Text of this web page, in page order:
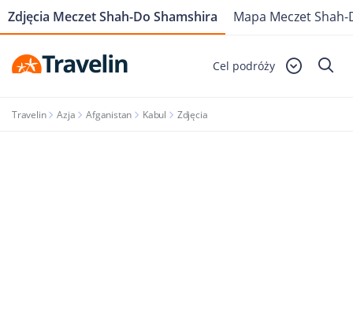
Cel podróży
Travelin Azja Afganistan Kabul Zdjęcia
Zdjęcia Meczet Shah-Do Shamshira Mapa Meczet